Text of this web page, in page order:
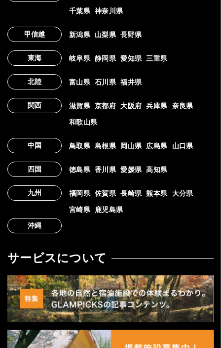
千葉県 神奈川県
甲信越 新潟県 山梨県 長野県
東海 岐阜県 静岡県 愛知県 三重県
北陸 富山県 石川県 福井県
関西 滋賀県 京都府 大阪府 兵庫県 奈良県
和歌山県
中国 鳥取県 島根県 岡山県 広島県 山口県
四国 徳島県 香川県 愛媛県 高知県
九州 福岡県 佐賀県 長崎県 熊本県 大分県
宮崎県
鹿児島県
沖縄
サービスについて